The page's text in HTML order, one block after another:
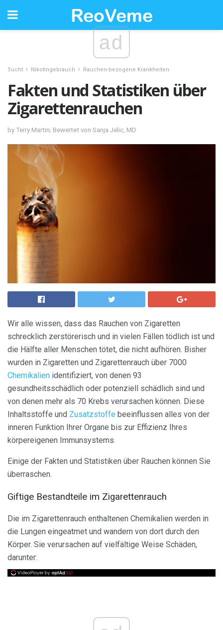
ad
Sucht Nikotingebrauch Rauchen-bezogene Krankheiten
Fakten und Statistiken über
Zigarettenrauchen
by Terry Martin; Bewertet von Sanja Jelic, MD
Wir alle wissen, dass das Rauchen von Zigaretten
schrecklich zerstörerisch und in vielen Fällen tödlich ist und
die Hälfte aller Menschen tötet, die nicht aufhören. Bisher
wurden in Zigaretten und Zigarettenrauch über 7000
Chemikalien identifiziert, von denen 93
gesundheitsschädlich oder potenziell schädlich sind und
von denen mehr als 70 Krebs verursachen können. Diese
Inhaltsstoffe und Zusatzstoffe beeinflussen alles von der
inneren Funktion Ihrer Organe bis zur Effizienz Ihres
körpereigenen Immunsystems.
Einige der Fakten und Statistiken über Rauchen können Sie
überraschen.
Giftige Bestandteile im Zigarettenrauch
Die im Zigarettenrauch enthaltenen Chemikalien werden in
die Lungen eingeatmet und wandern von dort durch den
Körper. Sie verursachen auf vielfältige Weise Schäden,
darunter: